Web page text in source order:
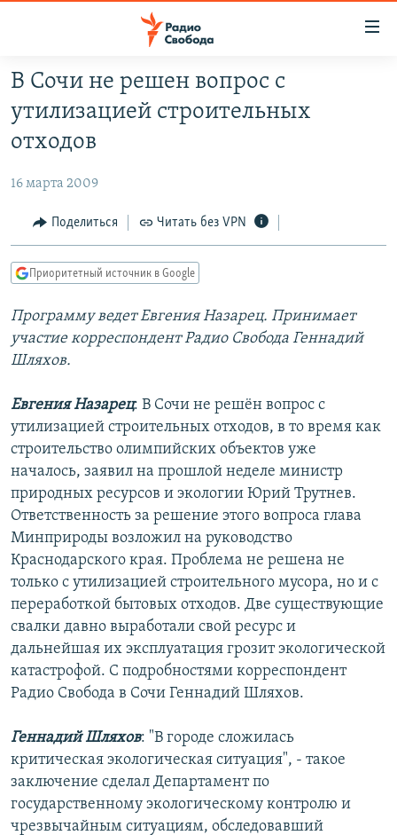
упрощенного
доступа
основному
Вернутся
главной
навигации
Вернутся
поиску
ПОДКАСТЫ
ЦИТАТЫ СВОБОДЫ
МНЕНИЯ
IDEL.РЕАЛИИ
КАВКАЗ.РЕАЛИИ
СЕВЕР.РЕАЛИИ
РАСПИСАНИЕ ВЕЩАНИЯ
ПОДПИШИТЕСЬ НА РАССЫЛКУ
СОЦИАЛЬНЫЕ СЕТИ
Все сайты РСЕ/РС
В Сочи не решен вопрос с
утилизацией строительных
отходов
16 марта 2009
Поделиться Читать без VPN
Приоритетный источник в Google
Программу ведет Евгения Назарец. Принимает
участие корреспондент Радио Свобода Геннадий
Шляхов.
Евгения Назарец: В Сочи не решён вопрос с
утилизацией строительных отходов, в то время как
строительство олимпийских объектов уже
началось, заявил на прошлой неделе министр
природных ресурсов и экологии Юрий Трутнев.
Ответственность за решение этого вопроса глава
Минприроды возложил на руководство
Краснодарского края. Проблема не решена не
только с утилизацией строительного мусора, но и с
переработкой бытовых отходов. Две существующие
свалки давно выработали свой ресурс и
дальнейшая их эксплуатация грозит экологической
катастрофой. С подробностями корреспондент
Радио Свобода в Сочи Геннадий Шляхов.
Геннадий Шляхов: "В городе сложилась
критическая экологическая ситуация", - такое
заключение сделал Департамент по
государственному экологическому контролю и
чрезвычайным ситуациям, обследовавший